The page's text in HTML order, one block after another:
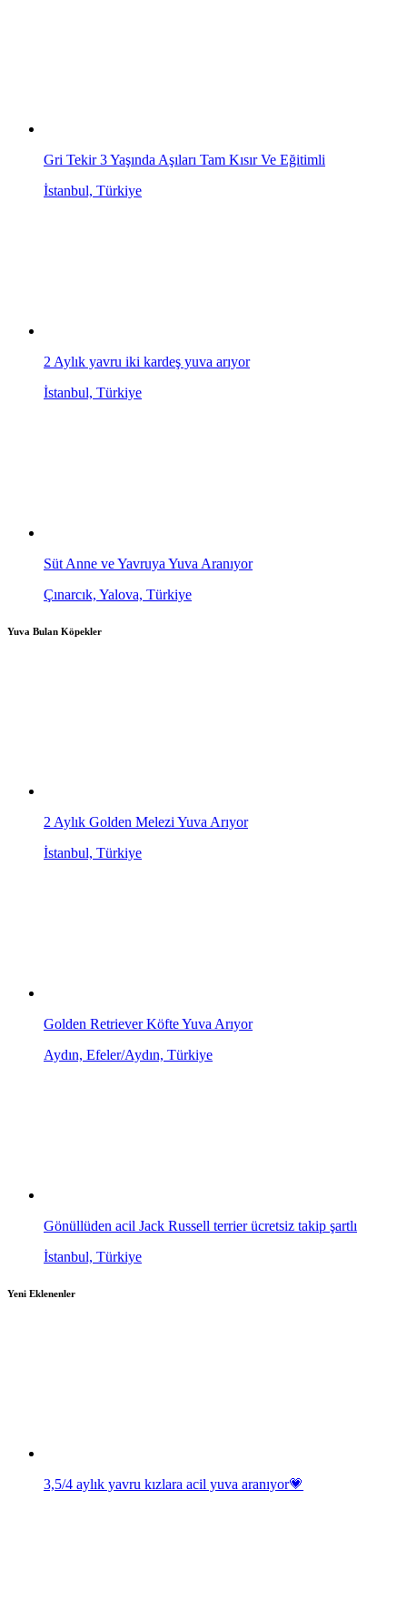
Gri Tekir 3 Yaşında Aşıları Tam Kısır Ve Eğitimli
İstanbul, Türkiye
2 Aylık yavru iki kardeş yuva arıyor
İstanbul, Türkiye
Süt Anne ve Yavruya Yuva Aranıyor
Çınarcık, Yalova, Türkiye
Yuva Bulan Köpekler
2 Aylık Golden Melezi Yuva Arıyor
İstanbul, Türkiye
Golden Retriever Köfte Yuva Arıyor
Aydın, Efeler/Aydın, Türkiye
Gönüllüden acil Jack Russell terrier ücretsiz takip şartlı
İstanbul, Türkiye
Yeni Eklenenler
3,5/4 aylık yavru kızlara acil yuva aranıyor💗